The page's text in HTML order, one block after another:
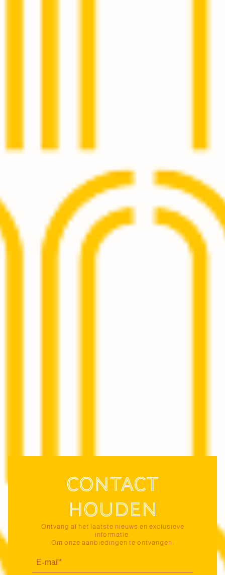
Contact
houden
Ontvang al het laatste nieuws en exclusieve
informatie.
Om onze aanbiedingen te ontvangen: